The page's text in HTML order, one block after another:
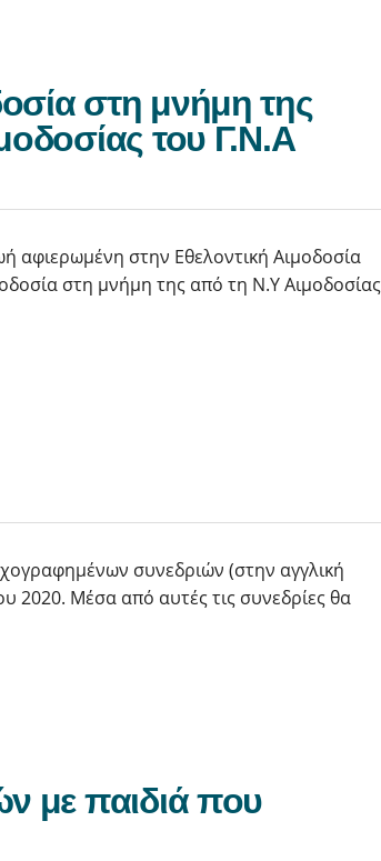
στη μνήμη της
του Γ.Ν.Α
στην Εθελοντική Αιμοδοσία
στη μνήμη της από τη Ν.Υ Αιμοδοσίας
συνεδριών (στην αγγλική
2020. Μέσα από αυτές τις συνεδρίες θα
με παιδιά που